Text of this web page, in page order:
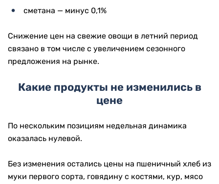
сметана — минус 0,1%
Снижение цен на свежие овощи в летний период
связано в том числе с увеличением сезонного
предложения на рынке.
Какие продукты не изменились в
цене
По нескольким позициям недельная динамика
оказалась нулевой.
Без изменения остались цены на пшеничный хлеб из
муки первого сорта, говядину с костями, кур, мясо